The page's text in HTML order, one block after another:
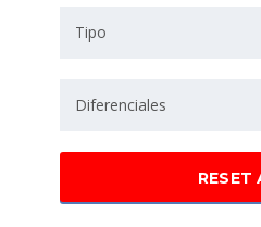
Tipo
Diferenciales
RESET